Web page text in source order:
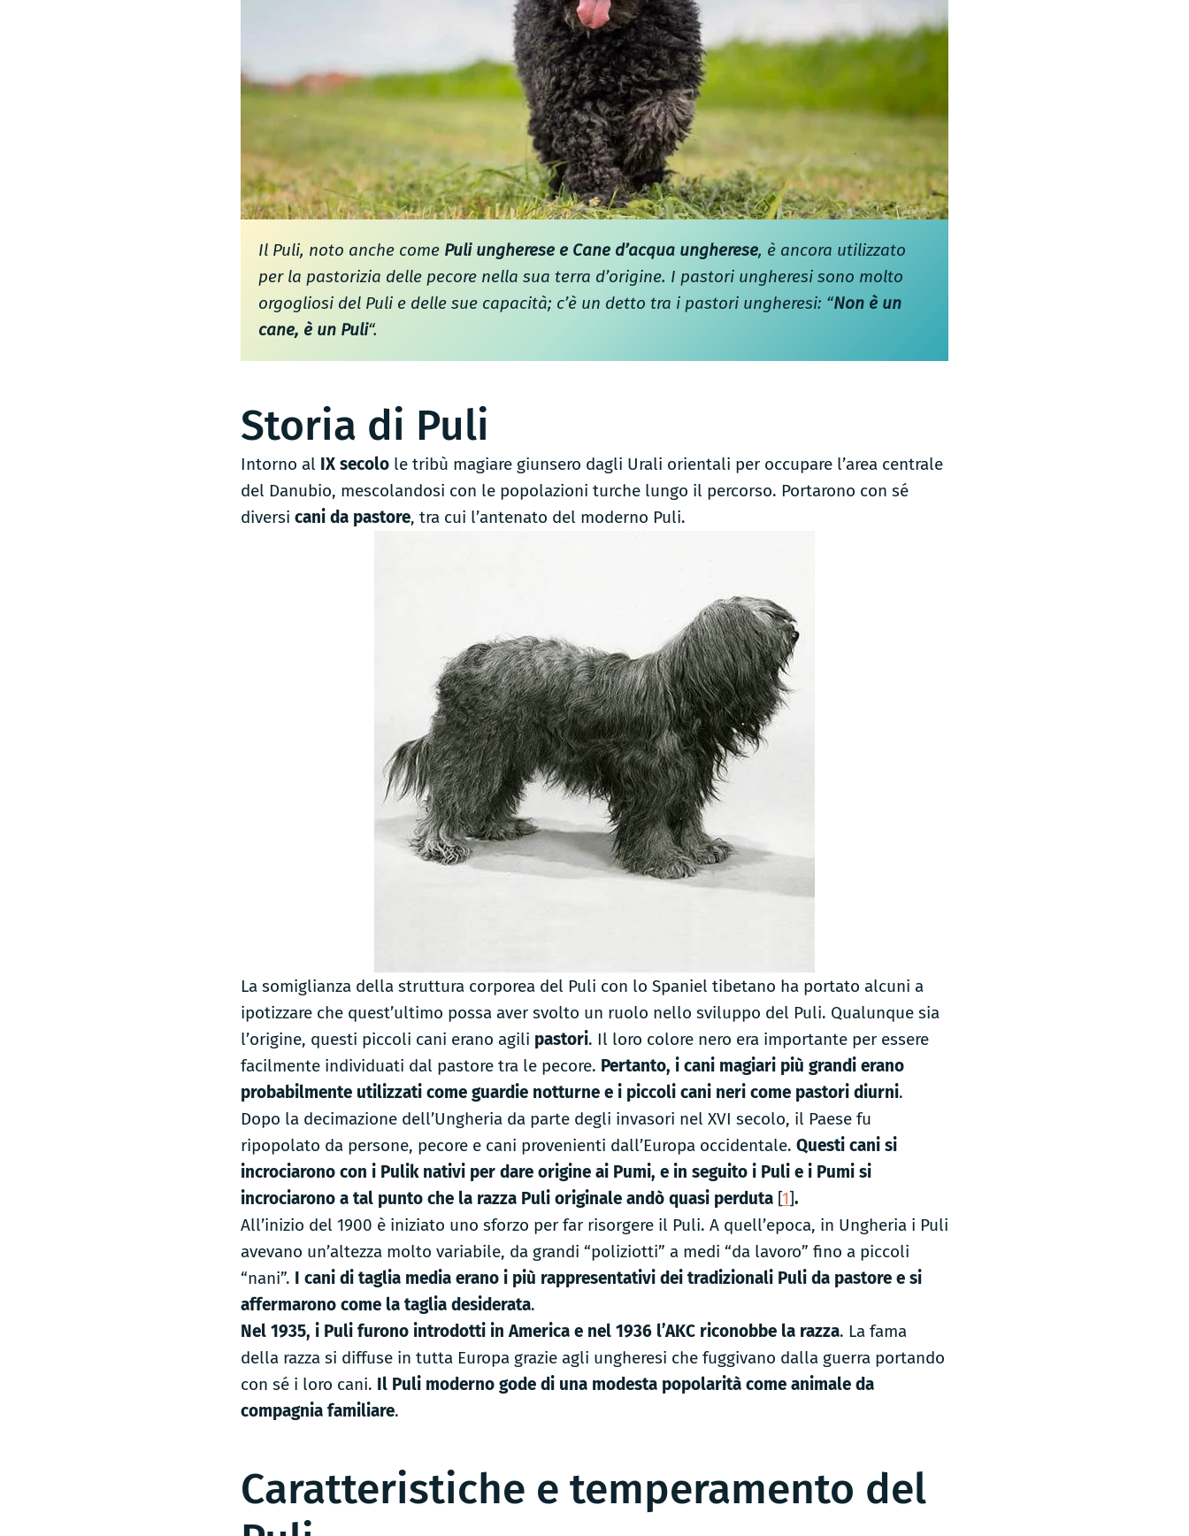
Il Puli, noto anche come Puli ungherese e Cane d’acqua ungherese, è ancora utilizzato
per la pastorizia delle pecore nella sua terra d’origine. I pastori ungheresi sono molto
orgogliosi del Puli e delle sue capacità; c’è un detto tra i pastori ungheresi: “Non è un
cane, è un Puli“.
Storia di Puli
Intorno al IX secolo le tribù magiare giunsero dagli Urali orientali per occupare l’area centrale
del Danubio, mescolandosi con le popolazioni turche lungo il percorso. Portarono con sé
diversi cani da pastore, tra cui l’antenato del moderno Puli.
La somiglianza della struttura corporea del Puli con lo Spaniel tibetano ha portato alcuni a
ipotizzare che quest’ultimo possa aver svolto un ruolo nello sviluppo del Puli. Qualunque sia
l’origine, questi piccoli cani erano agili pastori. Il loro colore nero era importante per essere
facilmente individuati dal pastore tra le pecore. Pertanto, i cani magiari più grandi erano
probabilmente utilizzati come guardie notturne e i piccoli cani neri come pastori diurni.
Dopo la decimazione dell’Ungheria da parte degli invasori nel XVI secolo, il Paese fu
ripopolato da persone, pecore e cani provenienti dall’Europa occidentale. Questi cani si
incrociarono con i Pulik nativi per dare origine ai Pumi, e in seguito i Puli e i Pumi si
incrociarono a tal punto che la razza Puli originale andò quasi perduta [1].
All’inizio del 1900 è iniziato uno sforzo per far risorgere il Puli. A quell’epoca, in Ungheria i Puli
avevano un’altezza molto variabile, da grandi “poliziotti” a medi “da lavoro” fino a piccoli
“nani”. I cani di taglia media erano i più rappresentativi dei tradizionali Puli da pastore e si
affermarono come la taglia desiderata.
Nel 1935, i Puli furono introdotti in America e nel 1936 l’AKC riconobbe la razza. La fama
della razza si diffuse in tutta Europa grazie agli ungheresi che fuggivano dalla guerra portando
con sé i loro cani. Il Puli moderno gode di una modesta popolarità come animale da
compagnia familiare.
Caratteristiche e temperamento del